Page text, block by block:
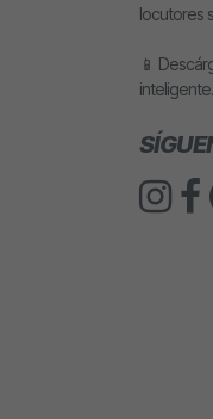
locutores
📱
inteligente.